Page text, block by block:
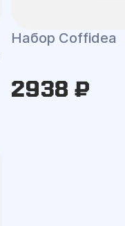
Набор Coffidea
2938 ₽